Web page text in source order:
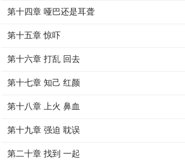
第十四章 哑巴还是耳聋
第十五章 惊吓
第十六章 打乱 回去
第十七章 知己 红颜
第十八章 上火 鼻血
第十九章 强迫 耽误
第二十章 找到 一起